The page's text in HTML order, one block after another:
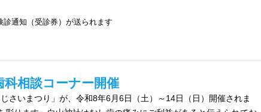
通知（受診券）が送られます
相談コーナー開催
さいまつり」が、令和8年6月6日（土）～14日（日）開催されま